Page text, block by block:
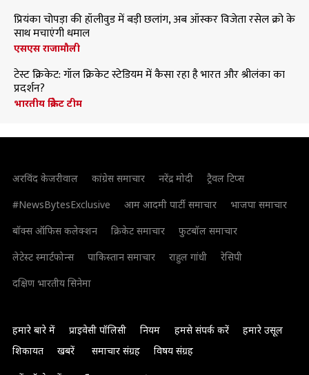
प्रियंका चोपड़ा की हॉलीवुड में बड़ी छलांग, अब ऑस्कर विजेता रसेल क्रो के
साथ मचाएंगी धमाल
एसएस राजामौली
टेस्ट क्रिकेट: गॉल क्रिकेट स्टेडियम में कैसा रहा है भारत और श्रीलंका का
प्रदर्शन?
भारतीय क्रिकेट टीम
अरविंद केजरीवाल कांग्रेस समाचार नरेंद्र मोदी
ट्रैवल टिप्स
#NewsBytesExclusive
आम आदमी पार्टी समाचार
भाजपा समाचार
बॉक्स ऑफिस कलेक्शन
क्रिकेट समाचार
फुटबॉल समाचार
लेटेस्ट स्मार्टफोन्स
पाकिस्तान समाचार राहुल गांधी
रेसिपी
दक्षिण भारतीय सिनेमा
हमारे बारे में प्राइवेसी पॉलिसी नियम हमसे संपर्क करें
हमारे उसूल
शिकायत
खबरें समाचार संग्रह विषय संग्रह